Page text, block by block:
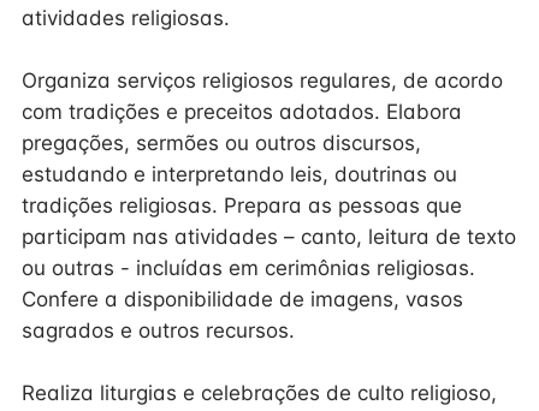
atividades religiosas.
Organiza serviços religiosos regulares, de acordo
com tradições e preceitos adotados. Elabora
pregações, sermões ou outros discursos,
estudando e interpretando leis, doutrinas ou
tradições religiosas. Prepara as pessoas que
participam nas atividades – canto, leitura de texto
ou outras - incluídas em cerimônias religiosas.
Confere a disponibilidade de imagens, vasos
sagrados e outros recursos.
Realiza liturgias e celebrações de culto religioso,